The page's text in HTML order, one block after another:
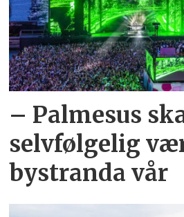
– Palmesus
selvfølgelig
bystranda vår